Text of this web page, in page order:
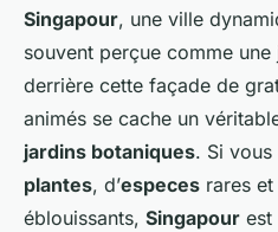
Où découvrir
jardins
Singapour à
Alice•24 juin 2024•5 min de
Singapour, une ville
souvent perçue comme
derrière cette façade de
animés se cache un
jardins botaniques. Si vous
plantes, d’especes rares
éblouissants, Singapour est